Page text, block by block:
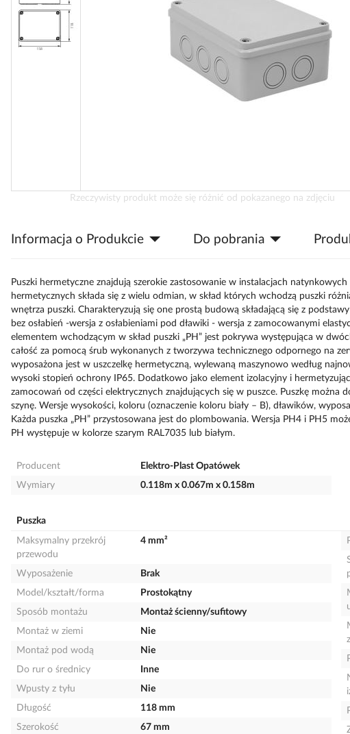
galerii
Rzeczywisty produkt może się różnić od pokazanego na zdjęciu
Informacja o Produkcie Do pobrania
Puszki hermetyczne znajdują szerokie zastosowanie w instalacjach
hermetycznych składa się z wielu odmian, w skład których wchodzą puszki
wnętrza puszki. Charakteryzują się one prostą budową składającą się z
bez osłabień -wersja z osłabieniami pod dławiki - wersja z zamocowanymi
elementem wchodzącym w skład puszki „PH” jest pokrywa występująca w
całość za pomocą śrub wykonanych z tworzywa technicznego odpornego na
wyposażona jest w uszczelkę hermetyczną, wylewaną maszynowo według
wysoki stopień ochrony IP65. Dodatkowo jako element izolacyjny i
zamocowań od części elektrycznych znajdujących się w puszce. Puszkę
szynę. Wersje wysokości, koloru (oznaczenie koloru biały – B), dławików,
Każda puszka „PH” przystosowana jest do plombowania. Wersja PH4 i PH5
PH występuje w kolorze szarym RAL7035 lub białym.
Producent
Elektro-Plast Opatówek
Wymiary
0.118m x 0.067m x 0.158m
Puszka
Maksymalny przekrój
przewodu
4 mm²
Wyposażenie
Brak
Model/kształt/forma
Prostokątny
Sposób montażu
Montaż ścienny/sufitowy
Montaż w ziemi
Nie
Montaż pod wodą
Nie
Do rur o średnicy
Inne
Wpusty z tyłu
Nie
Długość
118 mm
Szerokość
67 mm